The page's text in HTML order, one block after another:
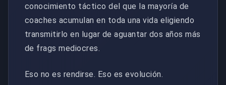
conocimiento táctico del que la mayoría de
coaches acumulan en toda una vida eligiendo
transmitirlo en lugar de aguantar dos años más
de frags mediocres.
Eso no es rendirse. Eso es evolución.